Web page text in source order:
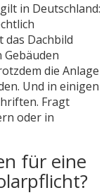
in Deutschland:
Dachbild
die Anlage
Und in einigen
Fragt
oder in
für eine